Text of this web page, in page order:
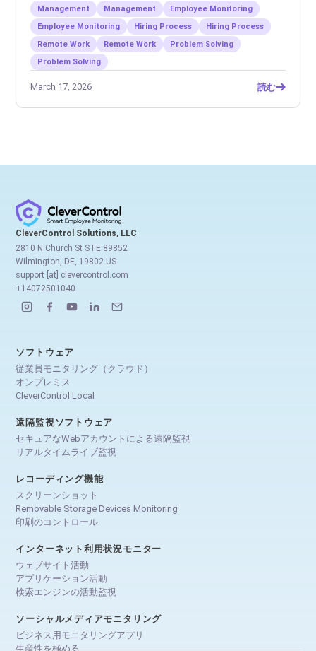
Management Management
Employee Monitoring
Employee Monitoring
Hiring Process
Hiring Process
Remote Work
Remote Work
Problem Solving
Problem Solving
March 17, 2026 読む
CleverControl Solutions, LLC
2810 N Church St STE 89852
Wilmington, DE, 19802 US
support [at] clevercontrol.com
+14072501040
ソフトウェア
従業員モニタリング（クラウド）
オンプレミス
CleverControl Local
遠隔監視ソフトウェア
セキュアなWebアカウントによる遠隔監視
リアルタイムライブ監視
レコーディング機能
スクリーンショット
Removable Storage Devices Monitoring
印刷のコントロール
インターネット利用状況モニター
ウェブサイト活動
アプリケーション活動
検索エンジンの活動監視
ソーシャルメディアモニタリング
ビジネス用モニタリングアプリ
生産性を極める